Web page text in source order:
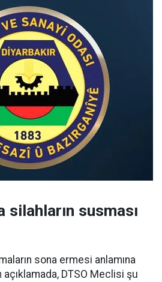
silahların susması
sona ermesi anlamına
DTSO Meclisi şu